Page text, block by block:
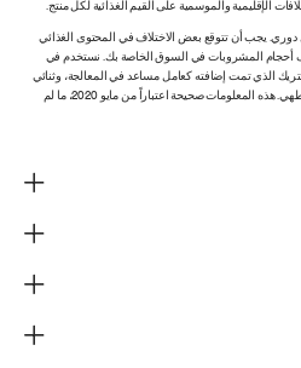
الإقليمية والموسمية على القيم الغذائية لكل منتج.
دوري. يجب أن تتوقع بعض الاختلاف في المحتوى الغذائي
أحجام المشروبات في السوق الخاصة بك. نستخدم في
الذي تمت إضافته كعامل مساعد في المعالجة، وثنائي
ميثيل بولي سيلوكسين لتقليل تناثر الزيت عند الطهي. هذه المعلومات صحيحة اعتباراً من مايو 2020، ما لم